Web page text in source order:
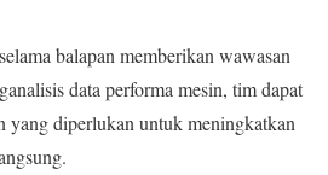
balapan memberikan wawasan
data performa mesin, tim dapat
yang diperlukan untuk meningkatkan